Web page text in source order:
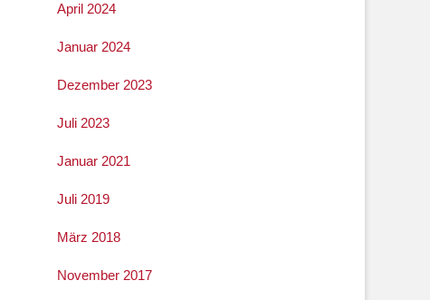
April 2024
Januar 2024
Dezember 2023
Juli 2023
Januar 2021
Juli 2019
März 2018
November 2017